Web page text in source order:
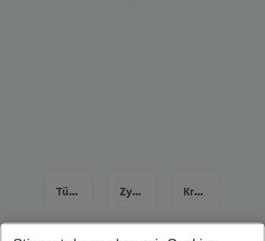
Türkei Urlaub Zypern Urlaub Kroatien Urlaub